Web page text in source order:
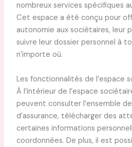
nombreux services spécifiques
Cet espace a été conçu pour
autonomie aux sociétaires, leur
suivre leur dossier personnel à
n’importe où.
Les fonctionnalités de l’espace
À l’intérieur de l’espace
peuvent consulter l’ensemble
d’assurance, télécharger des
certaines informations
coordonnées. De plus, il est